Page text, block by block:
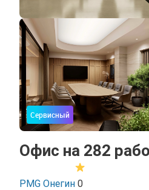
Сервисный
Офис на 282
PMG Онегин 0